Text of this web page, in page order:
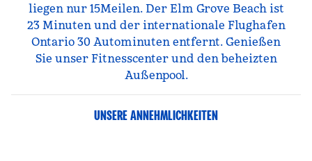
liegen nur 15Meilen. Der Elm Grove Beach ist
23 Minuten und der internationale Flughafen
Ontario 30 Autominuten entfernt. Genießen
Sie unser Fitnesscenter und den beheizten
Außenpool.
UNSERE ANNEHMLICHKEITEN